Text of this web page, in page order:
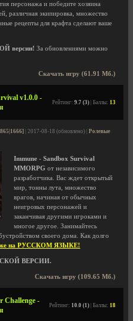
персонажа и победите хозяина
различная экипировка, множество
рецепты для крафта сделают ваше
версии! За обновлениями можно
Скачать игру (61.91 Мб.)
v1.0.0 -
Рейтинг: 9.7 (3) | Баллы: 13
| 2017-08-18 (обновлено) | Ролевые
Immune - Sandbox Survival
MMORPG от независимого
разработчика. Вас ждет открытый
мир, тонны лута, множество
врагов, начиная от обычных
неигровых персонажей и
заканчивая другими игроками и
многое другое. Занимайтесь
своего дома. Как долго
на РУССКОМ ЯЗЫКЕ!
ВЕРСИИ.
Скачать игру (109.65 Мб.)
Challenge -
Рейтинг: 10.0 (1) | Баллы: 18